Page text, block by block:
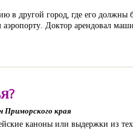
другой город, где его должны
Доктор арендовал
Приморского края
каноны или выдержки из